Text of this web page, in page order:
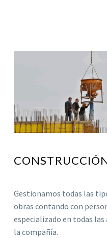
Gestionamos todas las
obras contando con
especializado en todas las
la compañía.